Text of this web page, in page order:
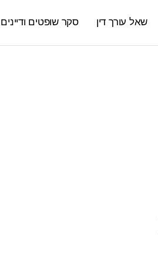
שאל עורך דין סקר שופטים ודיינים